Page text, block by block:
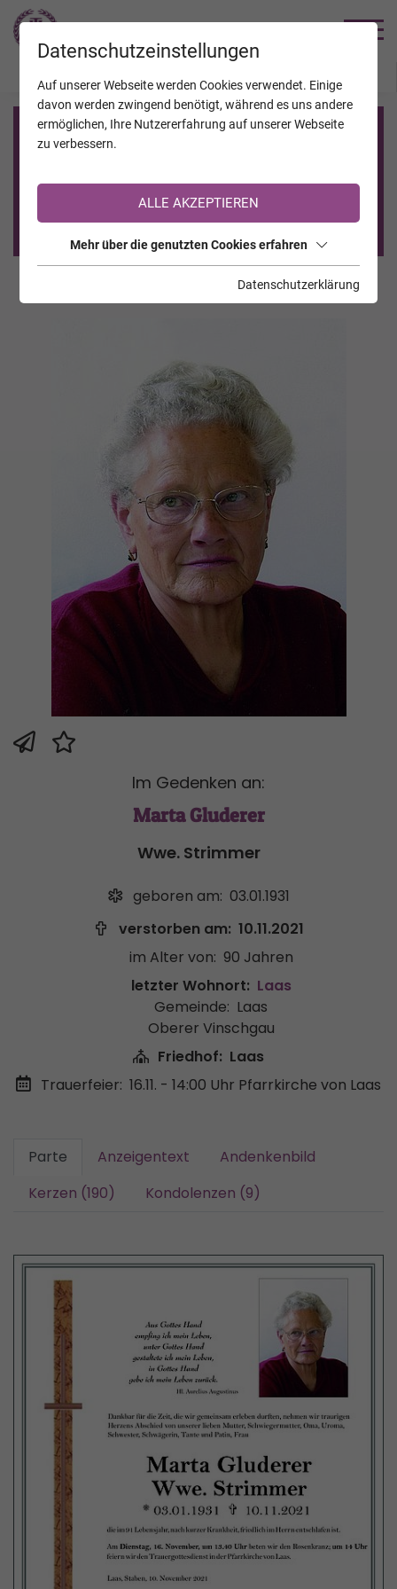
Registrierung auf TrauerHilfe.it
Sie sind noch nicht auf TrauerHilfe.it registriert?
>> zur kostenlosen Registrierung <<
Im Gedenken an:
Marta Gluderer
Wwe. Strimmer
geboren am: 03.01.1931
verstorben am: 10.11.2021
im Alter von: 90 Jahren
letzter Wohnort: Laas
Gemeinde: Laas
Oberer Vinschgau
Friedhof: Laas
Trauerfeier: 16.11. - 14:00 Uhr Pfarrkirche von Laas
Parte Anzeigentext
Andenkenbild
Kerzen (190)
Kondolenzen (9)
Datenschutzeinstellungen
Auf unserer Webseite werden Cookies verwendet. Einige
davon werden zwingend benötigt, während es uns andere
ermöglichen, Ihre Nutzererfahrung auf unserer Webseite
zu verbessern.
ALLE AKZEPTIEREN
Mehr über die genutzten Cookies erfahren
Datenschutzerklärung
JAHRESTAGE KALENDER VERSTORBENE